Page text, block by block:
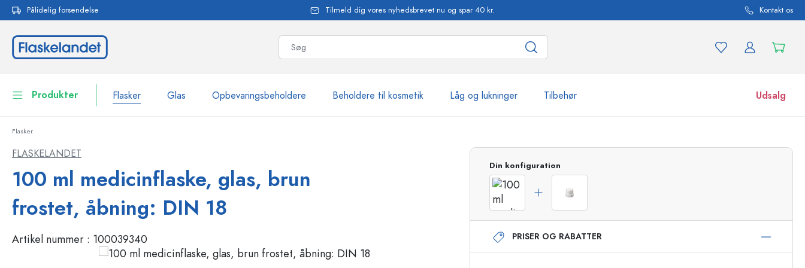
Gå til hovednavigation
Pålidelig forsendelse Tilmeld dig vores nyhedsbrevet nu og spar 40 kr. Kontakt os
Produkter Flasker Glas Opbevaringsbeholdere Beholdere til kosmetik Låg og lukninger Tilbehør Udsalg
Bordservice
Beholdere til kosmetik
Flasker efter mærke
WECK-flasker
Flasker med patentprop
Sprayflasker
Airless-dispensere
Roll-on flasker
Glas
Flasker
FLASKELANDET
100 ml medicinflaske, glas, brun
frostet, åbning: DIN 18
Artikel nummer : 100039340
Din konfiguration
PRISER OG RABATTER